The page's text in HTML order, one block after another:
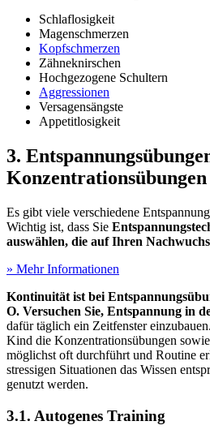
Schlaflosigkeit
Magenschmerzen
Kopfschmerzen
Zähneknirschen
Hochgezogene Schultern
Aggressionen
Versagensängste
Appetitlosigkeit
3.
Es gibt viele verschiedene
Wichtig ist, dass Sie
auswählen, die auf Ihren
» Mehr Informationen
Kontinuität ist bei
O. Versuchen Sie, Entspannung in
dafür täglich ein Zeitfenster
Kind die Konzentrationsübungen
möglichst oft durchführt und Routine
stressigen Situationen das Wissen
genutzt werden.
3.1. Autogenes Training